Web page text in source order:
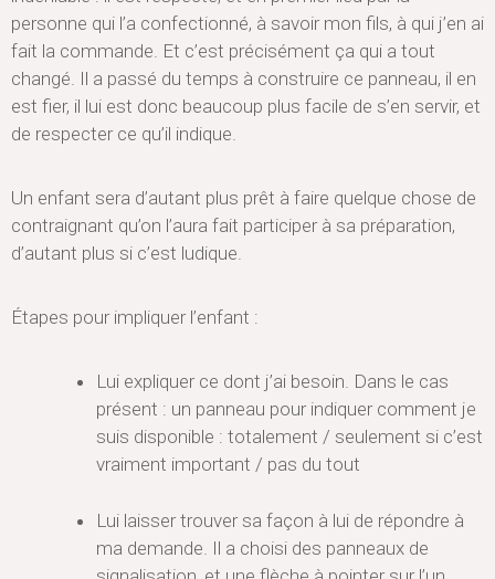
personne qui l’a confectionné, à savoir mon fils, à qui j’en ai
fait la commande. Et c’est précisément ça qui a tout
changé. Il a passé du temps à construire ce panneau, il en
est fier, il lui est donc beaucoup plus facile de s’en servir, et
de respecter ce qu’il indique.
Un enfant sera d’autant plus prêt à faire quelque chose de
contraignant qu’on l’aura fait participer à sa préparation,
d’autant plus si c’est ludique.
Étapes pour impliquer l’enfant :
Lui expliquer ce dont j’ai besoin. Dans le cas
présent : un panneau pour indiquer comment je
suis disponible : totalement / seulement si c’est
vraiment important / pas du tout
Lui laisser trouver sa façon à lui de répondre à
ma demande. Il a choisi des panneaux de